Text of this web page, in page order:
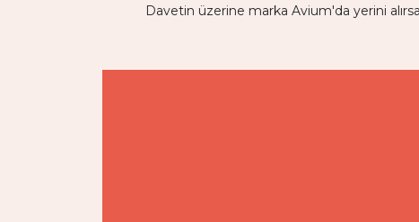
Davetin üzerine marka Avium'da yerini